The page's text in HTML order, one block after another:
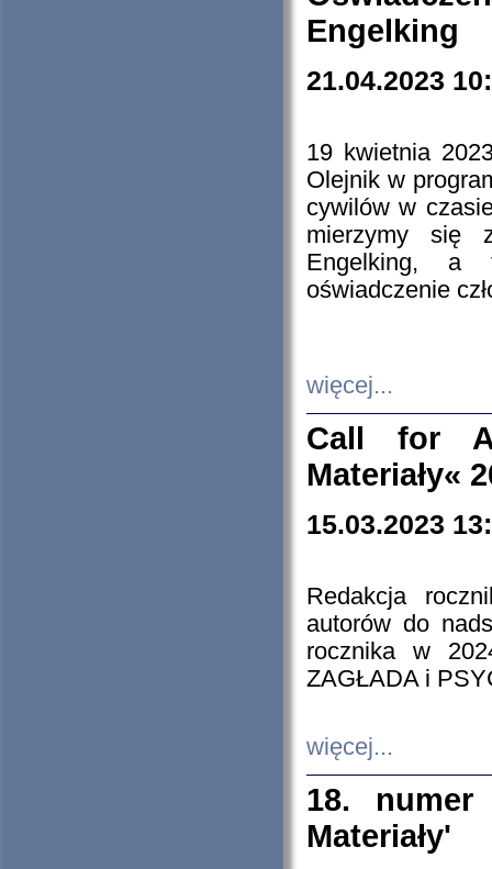
Engelking
21.04.2023
19 kwietnia
Olejnik w
cywilów w
mierzymy się
Engelking, a
oświadczenie
więcej...
Call for
Materiały«
15.03.2023
Redakcja
autorów do
rocznika w
ZAGŁADA i
więcej...
18. numer
Materiały'